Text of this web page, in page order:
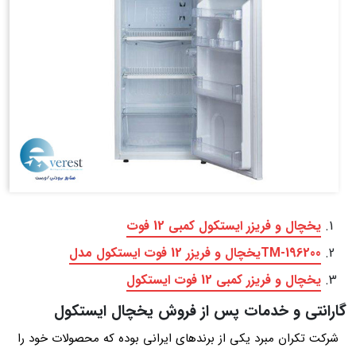
یخچال و فریزر ایستکول کمبی 12 فوت
TM-196200یخچال و فریزر 12 فوت ایستکول مدل
یخچال و فریزر کمبی 12 فوت ایستکول
گارانتی و خدمات پس از فروش یخچال ایستکول
شرکت تکران مبرد یکی از برندهای ایرانی بوده که محصولات خود را